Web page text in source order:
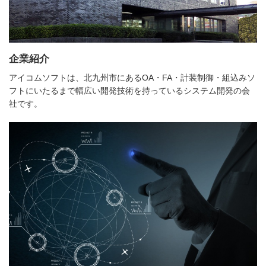
企業紹介
アイコムソフトは、北九州市にあるOA・FA・計装制御・組込みソ
フトにいたるまで幅広い開発技術を持っているシステム開発の会
社です。